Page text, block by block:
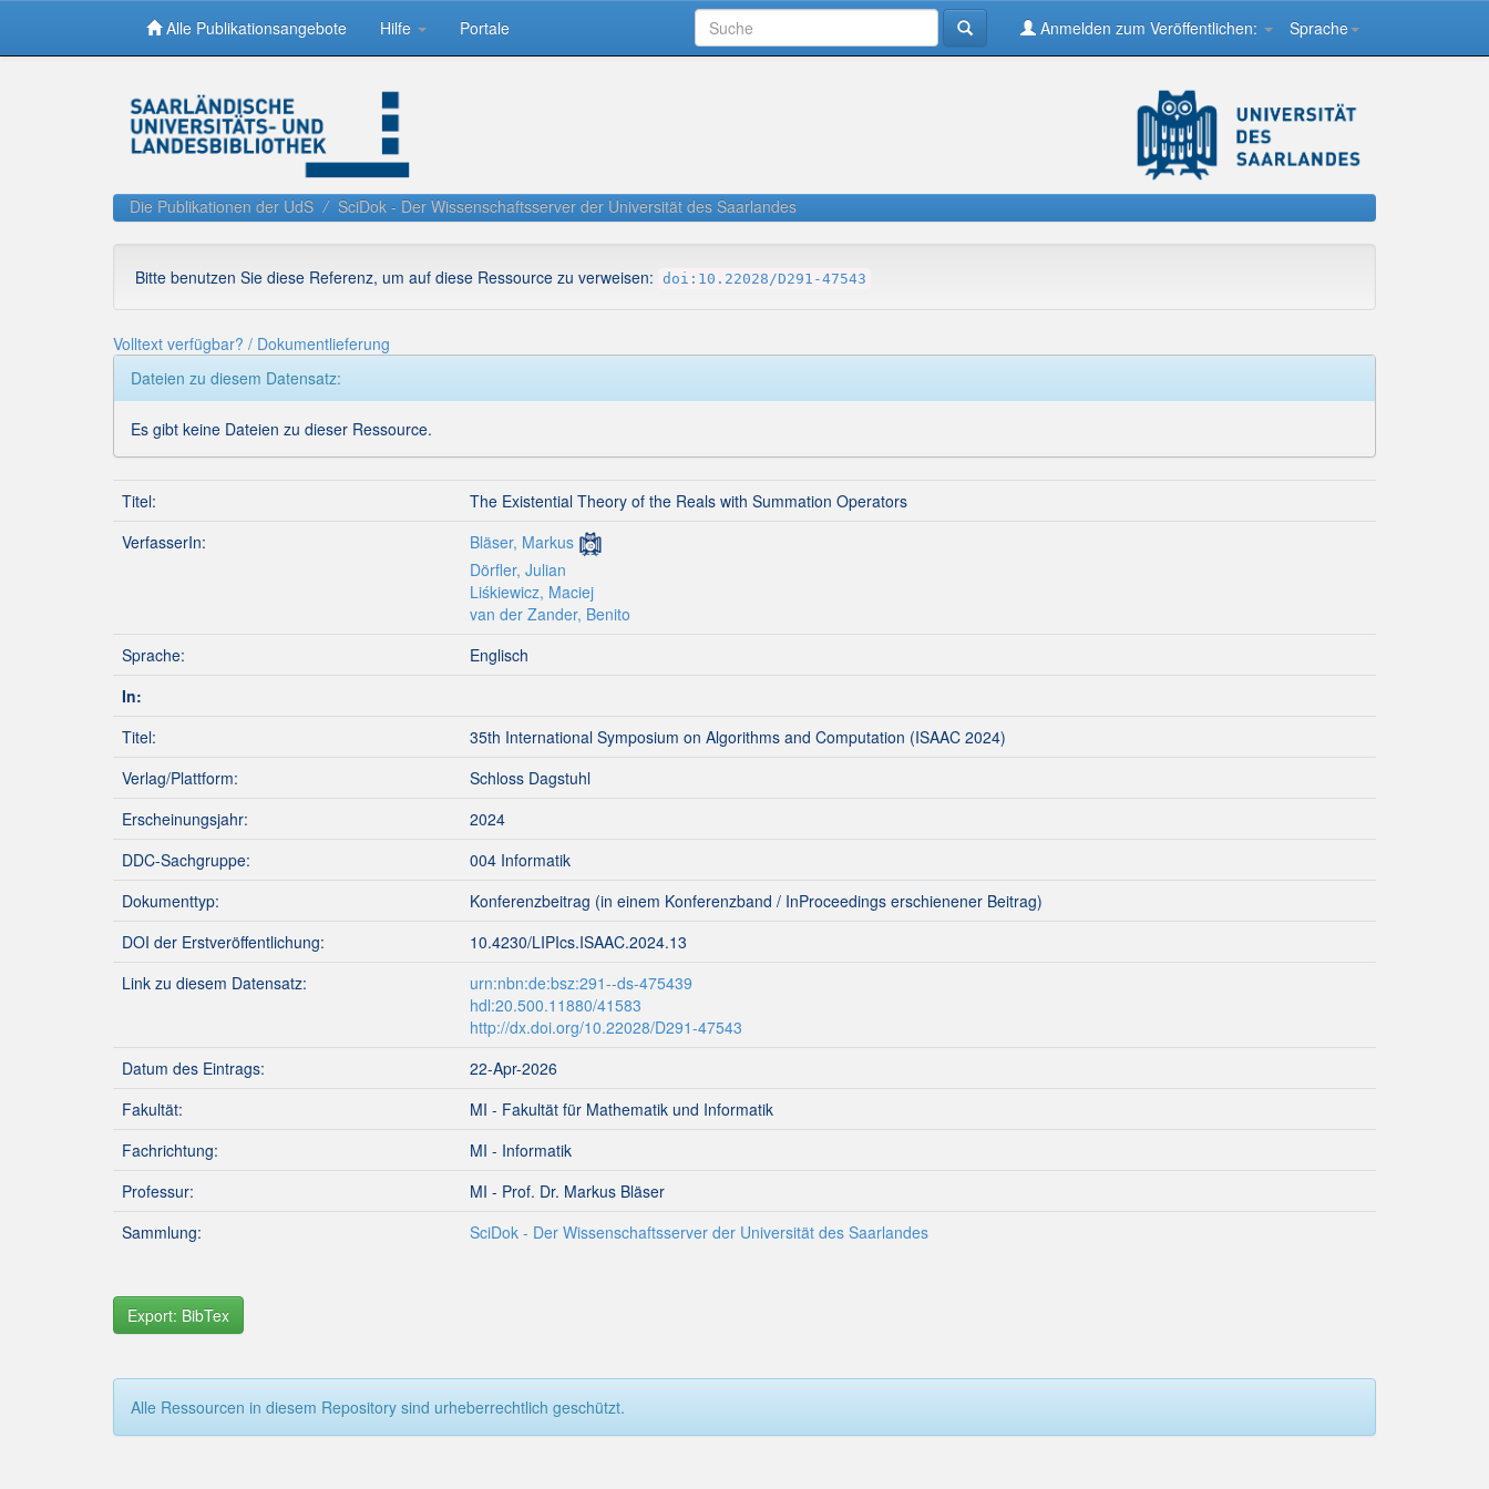
Alle Publikationsangebote Hilfe Portale Sprache
Anmelden zum Veröffentlichen:
Die Publikationen der UdS SciDok - Der Wissenschaftsserver der Universität des Saarlandes
Bitte benutzen Sie diese Referenz, um auf diese Ressource zu verweisen: doi:10.22028/D291-47543
Volltext verfügbar? / Dokumentlieferung
Dateien zu diesem Datensatz:
Es gibt keine Dateien zu dieser Ressource.
Titel:
The Existential Theory of the Reals with Summation Operators
VerfasserIn:
Bläser, Markus
Dörfler, Julian
Liśkiewicz, Maciej
van der Zander, Benito
Sprache:
Englisch
In:
Titel:
35th International Symposium on Algorithms and Computation (ISAAC 2024)
Verlag/Plattform:
Schloss Dagstuhl
Erscheinungsjahr:
2024
DDC-Sachgruppe:
004 Informatik
Dokumenttyp:
Konferenzbeitrag (in einem Konferenzband / InProceedings erschienener Beitrag)
DOI der Erstveröffentlichung:
10.4230/LIPIcs.ISAAC.2024.13
Link zu diesem Datensatz:
urn:nbn:de:bsz:291--ds-475439
hdl:20.500.11880/41583
http://dx.doi.org/10.22028/D291-47543
Datum des Eintrags:
22-Apr-2026
Fakultät:
MI - Fakultät für Mathematik und Informatik
Fachrichtung:
MI - Informatik
Professur:
MI - Prof. Dr. Markus Bläser
Sammlung:
SciDok - Der Wissenschaftsserver der Universität des Saarlandes
Export: BibTex
Alle Ressourcen in diesem Repository sind urheberrechtlich geschützt.